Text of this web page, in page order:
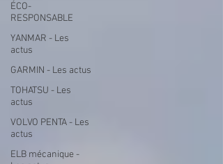
ÉCO-
RESPONSABLE
YANMAR - Les
actus
GARMIN - Les actus
TOHATSU - Les
actus
VOLVO PENTA - Les
actus
ELB mécanique -